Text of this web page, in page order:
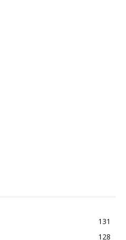
131
128